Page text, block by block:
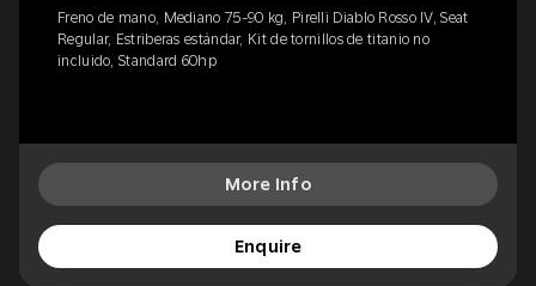
Freno de mano, Mediano 75-90 kg, Pirelli Diablo Rosso IV, Seat
Regular, Estriberas estándar, Kit de tornillos de titanio no
incluido, Standard 60hp
More Info
Enquire